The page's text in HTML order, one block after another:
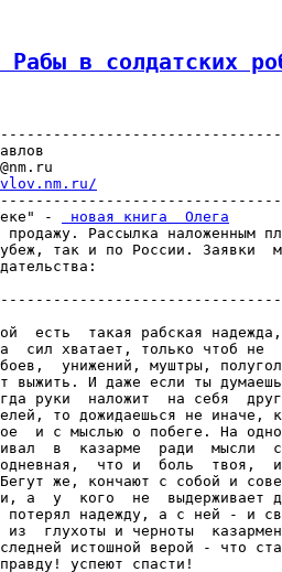
в солдатских
-
новая книга  Олега
Рассылка наложенным
так и по России. Заявки